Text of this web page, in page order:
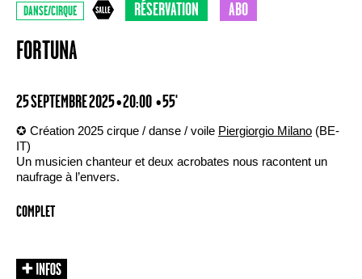
DANSE/CIRQUE RÉSERVATION ABO
FORTUNA
25 SEPTEMBRE 2025 • 20:00 • 55'
✪ Création 2025 cirque / danse / voile Piergiorgio Milano (BE-
IT)
Un musicien chanteur et deux acrobates nous racontent un
naufrage à l’envers.
COMPLET